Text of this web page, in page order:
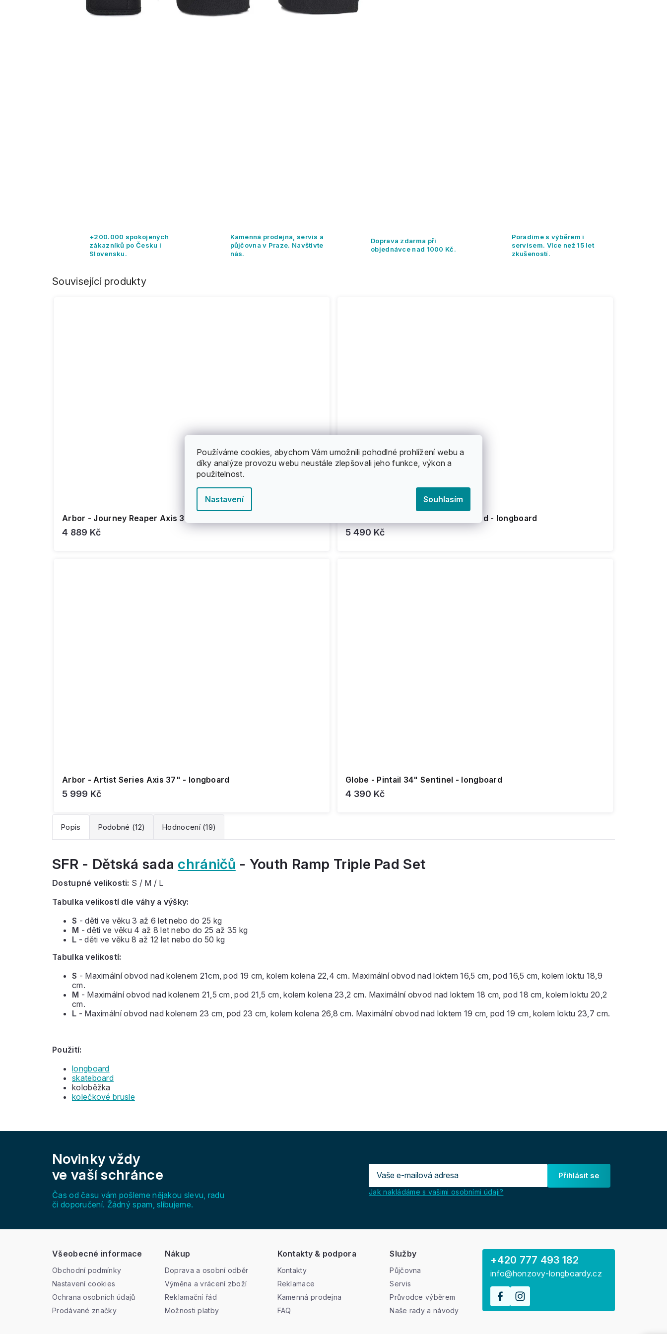
Používáme cookies, abychom Vám umožnili pohodlné prohlížení webu a
díky analýze provozu webu neustále zlepšovali jeho funkce, výkon a
použitelnost.
Nastavení Souhlasím
+200.000 spokojených
zákazníků po Česku i
Slovensku.
Kamenná prodejna, servis a
půjčovna v Praze. Navštivte
nás.
Doprava zdarma při
objednávce nad 1000 Kč.
Poradíme s výběrem i
servisem. Více než 15 let
zkušeností.
Související produkty
Arbor - Journey Reaper Axis 37" - longboard
4 889 Kč
Globe - The All-Time 36" Skewered - longboard
5 490 Kč
Arbor - Artist Series Axis 37" - longboard
5 999 Kč
Globe - Pintail 34" Sentinel - longboard
4 390 Kč
Popis Podobné (12) Hodnocení (19)
SFR - Dětská sada chráničů - Youth Ramp Triple Pad Set
Dostupné velikosti: S / M / L
Tabulka velikostí dle váhy a výšky:
S - děti ve věku 3 až 6 let nebo do 25 kg
M - děti ve věku 4 až 8 let nebo do 25 až 35 kg
L - děti ve věku 8 až 12 let nebo do 50 kg
Tabulka velikostí:
S - Maximální obvod nad kolenem 21cm, pod 19 cm, kolem kolena 22,4 cm. Maximální obvod nad loktem 16,5 cm, pod 16,5 cm, kolem loktu 18,9
cm.
M - Maximální obvod nad kolenem 21,5 cm, pod 21,5 cm, kolem kolena 23,2 cm. Maximální obvod nad loktem 18 cm, pod 18 cm, kolem loktu 20,2
cm.
L - Maximální obvod nad kolenem 23 cm, pod 23 cm, kolem kolena 26,8 cm. Maximální obvod nad loktem 19 cm, pod 19 cm, kolem loktu 23,7 cm.
Použití:
longboard
skateboard
koloběžka
kolečkové brusle
Novinky vždy
ve vaší schránce
Čas od času vám pošleme nějakou slevu, radu
či doporučení. Žádný spam, slibujeme.
Přihlásit se
Jak nakládáme s vašimi osobními údaji?
Všeobecné informace
Obchodní podmínky
Nastavení cookies
Ochrana osobních údajů
Prodávané značky
Nákup
Doprava a osobní odběr
Výměna a vrácení zboží
Reklamační řád
Možnosti platby
Kontakty & podpora
Kontakty
Reklamace
Kamenná prodejna
FAQ
Služby
Půjčovna
Servis
Průvodce výběrem
Naše rady a návody
+420 777 493 182
info@honzovy-longboardy.cz